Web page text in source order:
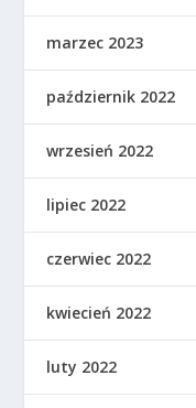
marzec 2023
październik 2022
wrzesień 2022
lipiec 2022
czerwiec 2022
kwiecień 2022
luty 2022